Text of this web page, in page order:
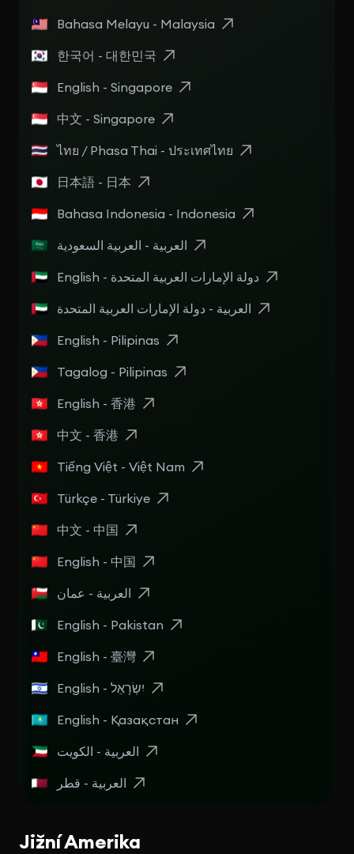
Bahasa Melayu - Malaysia
한국어 - 대한민국
English - Singapore
中文 - Singapore
ไทย / Phasa Thai - ประเทศไทย
日本語 - 日本
Bahasa Indonesia - Indonesia
العربية - العربية السعودية
English - دولة الإمارات العربية المتحدة
العربية - دولة الإمارات العربية المتحدة
English - Pilipinas
Tagalog - Pilipinas
English - 香港
中文 - 香港
Tiếng Việt - Việt Nam
Türkçe - Türkiye
中文 - 中国
English - 中国
العربية - عمان
English - Pakistan
English - 臺灣
English - יִשְׂרָאֵל
English - Қазақстан
العربية - الكويت
العربية - قطر
Jižní Amerika